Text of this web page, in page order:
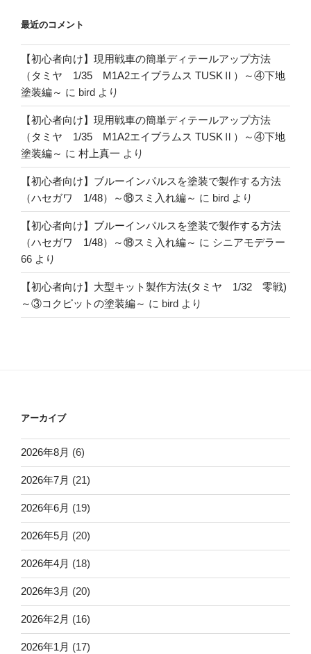
最近のコメント
【初心者向け】現用戦車の簡単ディテールアップ方法
（タミヤ 1/35 M1A2エイブラムス TUSKⅡ）～④下地
塗装編～ に bird より
【初心者向け】現用戦車の簡単ディテールアップ方法
（タミヤ 1/35 M1A2エイブラムス TUSKⅡ）～④下地
塗装編～ に 村上真一 より
【初心者向け】ブルーインパルスを塗装で製作する方法
（ハセガワ 1/48）～⑱スミ入れ編～ に bird より
【初心者向け】ブルーインパルスを塗装で製作する方法
（ハセガワ 1/48）～⑱スミ入れ編～ に シニアモデラー
66 より
【初心者向け】大型キット製作方法(タミヤ 1/32 零戦)
～③コクピットの塗装編～ に bird より
アーカイブ
2026年8月 (6)
2026年7月 (21)
2026年6月 (19)
2026年5月 (20)
2026年4月 (18)
2026年3月 (20)
2026年2月 (16)
2026年1月 (17)